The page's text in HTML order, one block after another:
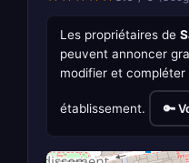
Les propriétaires de
peuvent annoncer
modifier et
établissement. 🔑